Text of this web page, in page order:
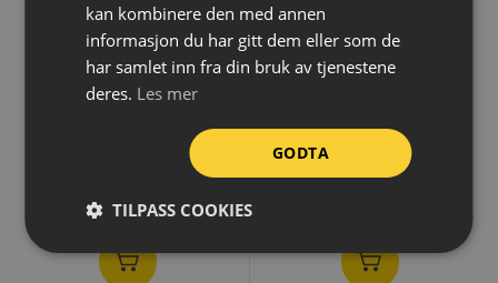
Miljøskap – Type 90, stål,
6/20, 33L, dør venstre
Miljøskap – Type 90, stål,
6/20, 33L, dør høyre
62 244,-
eks.MVA
kan kombinere den med annen
informasjon du har gitt dem eller som de
har samlet inn fra din bruk av tjenestene
deres. Les mer
GODTA
TILPASS COOKIES